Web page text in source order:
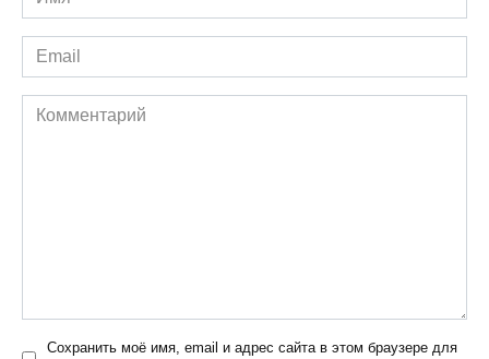
*
Email
*
Комментарий
Сохранить моё имя, email и адрес сайта в этом браузере для